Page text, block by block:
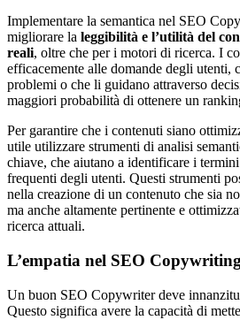
Implementare la semantica nel SEO
migliorare la leggibilità e l’utilità del
reali, oltre che per i motori di ricerca. I
efficacemente alle domande degli utenti,
problemi o che li guidano attraverso
maggiori probabilità di ottenere un
Per garantire che i contenuti siano
utile utilizzare strumenti di analisi
chiave, che aiutano a identificare i
frequenti degli utenti. Questi strumenti
nella creazione di un contenuto che sia
ma anche altamente pertinente e
ricerca attuali.
L’empatia nel SEO Copywriting
Un buon SEO Copywriter deve
Questo significa avere la capacità di